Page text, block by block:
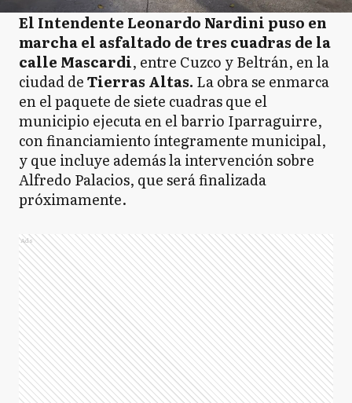
El Intendente Leonardo Nardini puso en
marcha el asfaltado de tres cuadras de la
calle Mascardi, entre Cuzco y Beltrán, en la
ciudad deTierras Altas. La obra se enmarca
en el paquete de siete cuadras que el
municipio ejecuta en el barrio Iparraguirre,
con financiamiento íntegramente municipal,
y que incluye además la intervención sobre
Alfredo Palacios, que será finalizada
próximamente.
Ads